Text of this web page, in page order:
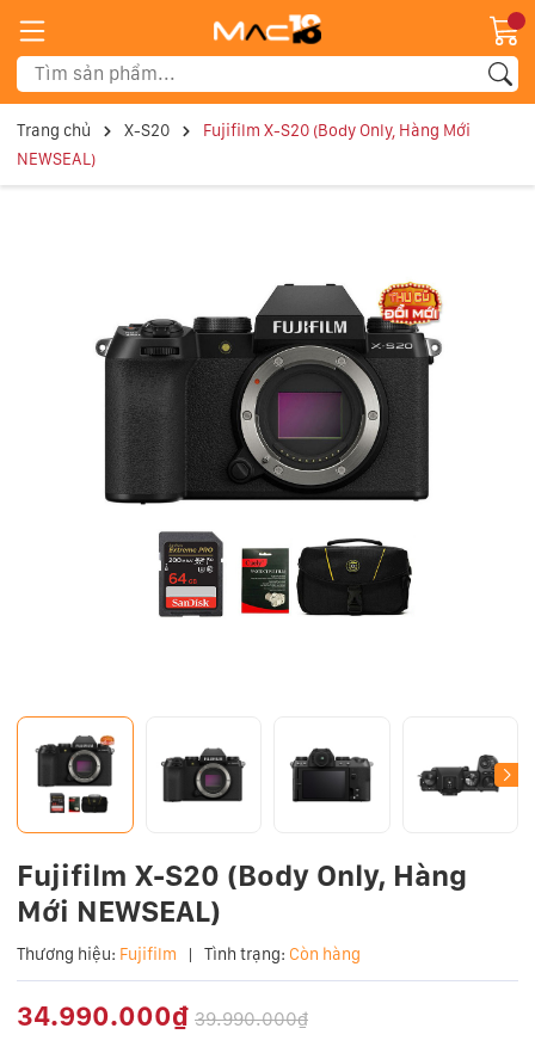
Trang chủ X-S20
Fujifilm X-S20 (Body Only, Hàng Mới
NEWSEAL)
Fujifilm X-S20 (Body Only, Hàng
Mới NEWSEAL)
Thương hiệu: Fujifilm | Tình trạng: Còn hàng
34.990.000₫ 39.990.000₫